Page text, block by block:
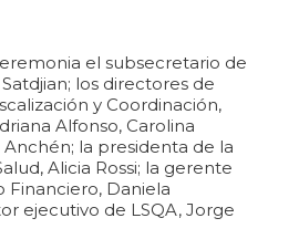
el subsecretario de
los directores de
y Coordinación,
Alfonso, Carolina
la presidenta de la
Alicia Rossi; la gerente
Financiero, Daniela
ejecutivo de LSQA, Jorge